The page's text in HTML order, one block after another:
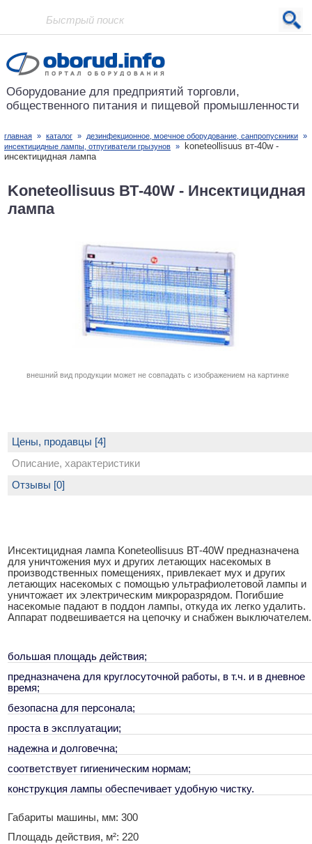
Проект основан в 2001 году
Оборудование для предприятий торговли,
общественного питания и пищевой промышленности
главная » каталог » дезинфекционное, моечное оборудование, санпропускники »
инсектицидные лампы, отпугиватели грызунов »
koneteollisuus вт-40w -
инсектицидная лампа
Koneteollisuus ВТ-40W - Инсектицидная
лампа
внешний вид продукции может не совпадать с изображением на картинке
Цены, продавцы [4]
Описание, характеристики
Инсектицидная лампа Koneteollisuus ВТ-40W предназначена
для уничтожения мух и других летающих насекомых в
производственных помещениях, привлекает мух и других
летающих насекомых с помощью ультрафиолетовой лампы и
уничтожает их электрическим микроразрядом. Погибшие
насекомые падают в поддон лампы, откуда их легко удалить.
Аппарат подвешивается на цепочку и снабжен выключателем.
большая площадь действия;
предназначена для круглосуточной работы, в т.ч. и в дневное
время;
безопасна для персонала;
проста в эксплуатации;
надежна и долговечна;
соответствует гигиеническим нормам;
конструкция лампы обеспечивает удобную чистку.
Габариты машины, мм: 300
Площадь действия, м²: 220
Отзывы [0]